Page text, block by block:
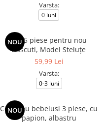
Varsta:
0 luni
NOU
Set 5 piese pentru nou
nascuti, Model Steluțe
59,99 Lei
Varsta:
0-3 luni
NOU
Compleu bebelusi 3 piese, cu
papion, albastru